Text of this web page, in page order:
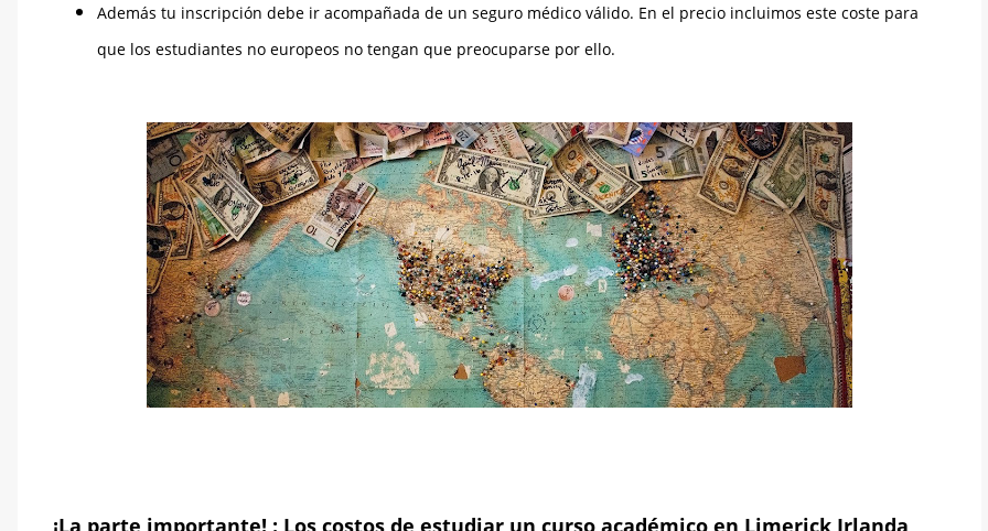
Además tu inscripción debe ir acompañada de un seguro médico válido. En el precio incluimos este coste para
que los estudiantes no europeos no tengan que preocuparse por ello.
¡La parte importante! : Los costos de estudiar un curso académico en Limerick Irlanda